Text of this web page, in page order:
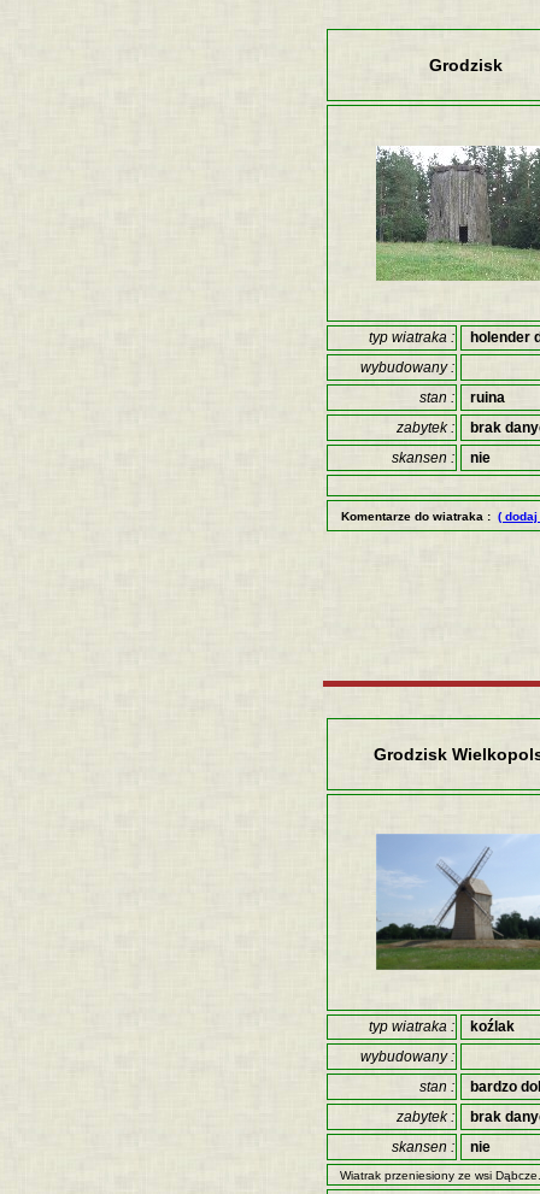
Grodzisk
typ wiatraka :
holender
wybudowany :
stan :
ruina
zabytek :
brak
skansen :
nie
Komentarze do wiatraka : (
Grodzisk
typ wiatraka :
koźlak
wybudowany :
stan :
bardzo
zabytek :
brak
skansen :
nie
Wiatrak przeniesiony ze wsi Dąbcze.